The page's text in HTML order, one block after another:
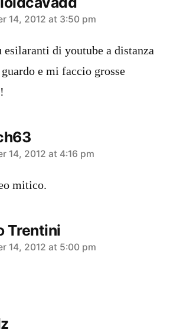
14, 2012 at 3:50 pm
di youtube a distanza
e mi faccio grosse
14, 2012 at 4:16 pm
mitico.
Trentini
14, 2012 at 5:00 pm